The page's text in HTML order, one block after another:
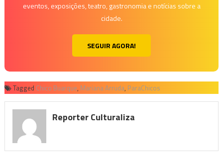
eventos, exposições, teatro, gastronomia e notícias sobre a
cidade.
SEGUIR AGORA!
Tagged Chico Buarque, Mariana Arruda, ParaChicos
Reporter Culturaliza